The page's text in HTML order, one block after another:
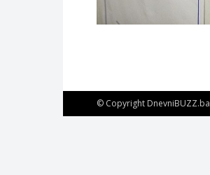
© Copyright DnevniBUZZ.ba